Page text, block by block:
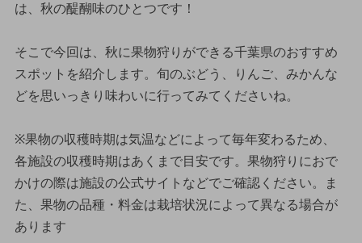
は、秋の醍醐味のひとつです！
そこで今回は、秋に果物狩りができる千葉県のおすすめ
スポットを紹介します。旬のぶどう、りんご、みかんな
どを思いっきり味わいに行ってみてくださいね。
※果物の収穫時期は気温などによって毎年変わるため、
各施設の収穫時期はあくまで目安です。果物狩りにおで
かけの際は施設の公式サイトなどでご確認ください。ま
た、果物の品種・料金は栽培状況によって異なる場合が
あります